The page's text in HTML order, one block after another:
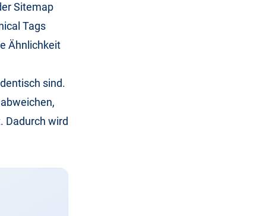
Sitemap
Tags
Ähnlichkeit
sind.
Dadurch wird